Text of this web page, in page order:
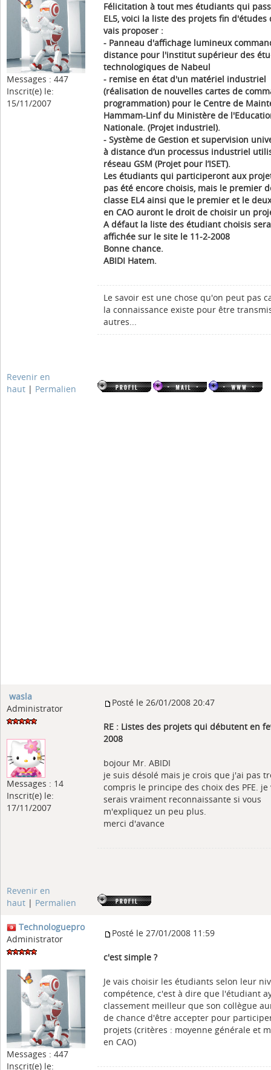
Messages : 447
Inscrit(e) le:
15/11/2007
Félicitation à tout mes étudiants qui
EL5, voici la liste des projets fin d'études
vais proposer :
- Panneau d'affichage lumineux
distance pour l'institut supérieur des
technologiques de Nabeul
- remise en état d'un matériel industriel
(réalisation de nouvelles cartes de
programmation) pour le Centre de
Hammam-Linf du Ministère de
Nationale. (Projet industriel).
- Système de Gestion et supervision
à distance d’un processus industriel
réseau GSM (Projet pour l’ISET).
Les étudiants qui participeront aux
pas été encore choisis, mais le premier
classe EL4 ainsi que le premier et le
en CAO auront le droit de choisir un
A défaut la liste des étudiant choisis sera
affichée sur le site le 11-2-2008
Bonne chance.
ABIDI Hatem.
Le savoir est une chose qu'on peut pas
la connaissance existe pour être
autres...
Revenir en
haut | Permalien
wasla
Administrator
Messages : 14
Inscrit(e) le:
17/11/2007
Posté le 26/01/2008 20:47
RE : Listes des projets qui débutent en
2008
bojour Mr. ABIDI
je suis désolé mais je crois que j'ai pas
compris le principe des choix des PFE. je
serais vraiment reconnaissante si vous
m'expliquez un peu plus.
merci d'avance
Revenir en
haut | Permalien
Technologuepro
Administrator
Messages : 447
Inscrit(e) le:
Posté le 27/01/2008 11:59
c'est simple ?
Je vais choisir les étudiants selon leur
compétence, c'est à dire que l'étudiant
classement meilleur que son collègue
de chance d'être accepter pour
projets (critères : moyenne générale et
en CAO)